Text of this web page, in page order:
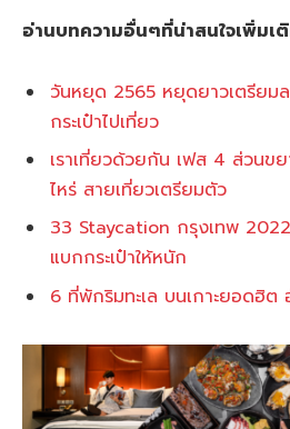
อ่านบทความอื่นๆที่น่าสนใจเพิ่มเ
วันหยุด 2565 หยุดยาวเตรีย
กระเป๋าไปเที่ยว
เราเที่ยวด้วยกัน เฟส 4 ส่วนขย
ไหร่ สายเที่ยวเตรียมตัว
33 Staycation กรุงเทพ
แบกกระเป๋าให้หนัก
6 ที่พักริมทะเล บนเกาะยอดฮิต